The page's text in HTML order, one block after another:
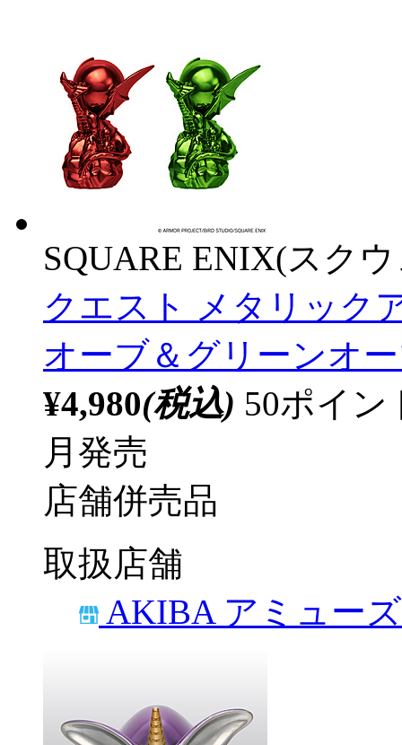
SQUARE ENIX(スク
クエスト メタリック
オーブ＆グリーンオ
¥4,980(税込) 50ポイ
月発売
店舗併売品
取扱店舗
AKIBA アミュー